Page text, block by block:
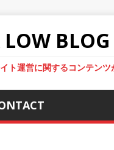
LOW BLOG
ト運営に関するコンテン